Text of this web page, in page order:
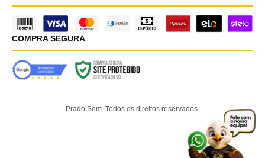
COMPRA SEGURA
Prado Som. Todos os direitos reservados.